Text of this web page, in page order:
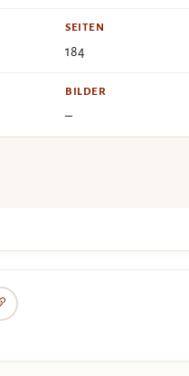
SEITEN
184
BILDER
–